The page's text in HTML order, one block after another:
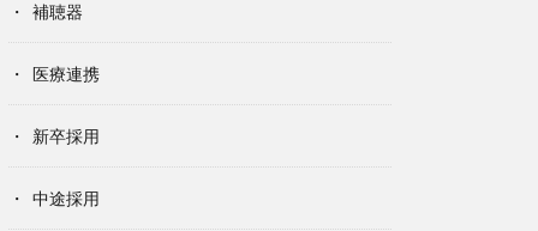
補聴器
医療連携
新卒採用
中途採用